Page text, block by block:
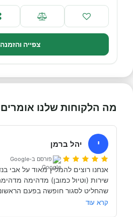
צפייה והזמנה
מה הלקוחות שלנו אומרים
י יהל ברמן
פורסם ב-Google
קרא עוד